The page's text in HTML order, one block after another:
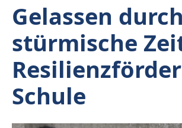
Gelassen durch
stürmische
Schule